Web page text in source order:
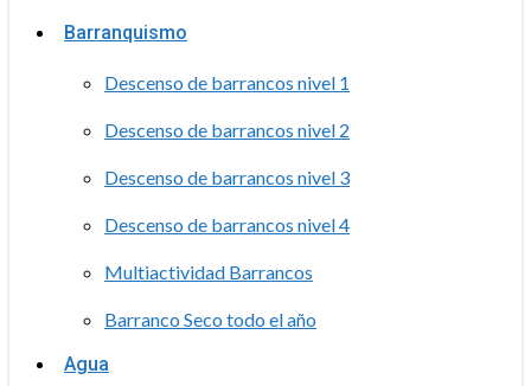
Barranquismo
Descenso de barrancos nivel 1
Descenso de barrancos nivel 2
Descenso de barrancos nivel 3
Descenso de barrancos nivel 4
Multiactividad Barrancos
Barranco Seco todo el año
Agua